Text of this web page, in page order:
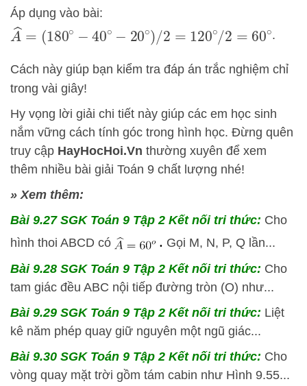
Áp dụng vào bài:
A^= 180∘ −40∘−20∘)/2= 120 ∘/2=60∘ .
Cách này giúp bạn kiểm tra đáp án trắc nghiệm chỉ
trong vài giây!
Hy vọng lời giải chi tiết này giúp các em học sinh
nắm vững cách tính góc trong hình học. Đừng quên
truy cập HayHocHoi.Vn thường xuyên để xem
thêm nhiều bài giải Toán 9 chất lượng nhé!
» Xem thêm:
Bài 9.27 SGKToán 9 Tập 2 Kết nối tri thức: Cho
hình thoi ABCD có
. Gọi M, N, P, Q lần...
Bài 9.28 SGKToán 9 Tập 2 Kết nối tri thức: Cho
tam giác đều ABC nội tiếp đường tròn (O) như...
Bài 9.29 SGKToán 9 Tập 2 Kết nối tri thức: Liệt
kê năm phép quay giữ nguyên một ngũ giác...
Bài 9.30 SGKToán 9 Tập 2 Kết nối tri thức: Cho
vòng quay mặt trời gồm tám cabin như Hình 9.55...